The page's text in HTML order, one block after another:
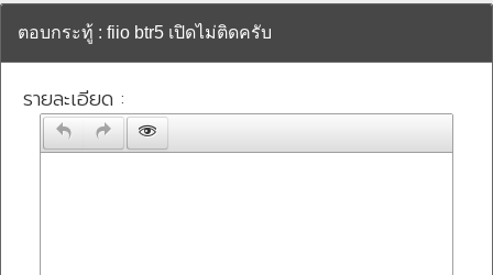
ตอบกระทู้ : fiio btr5 เปิดไม่ติดครับ
รายละเอียด :